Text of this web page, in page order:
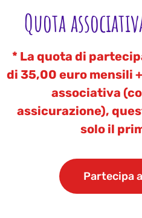
Quota
* La quota di
di 35,00 euro mensili +
associativa
assicurazione),
solo il
Partecipa